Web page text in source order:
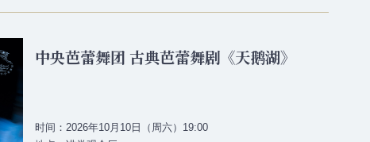
中央芭蕾舞团 古典芭蕾舞剧《天鹅湖》
时间：2026年10月10日（周六）19:00